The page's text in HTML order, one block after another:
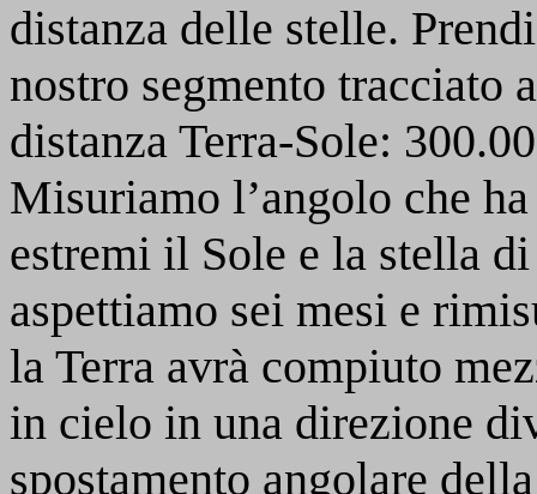
distanza delle stelle.
nostro segmento tracciato
distanza Terra-Sole:
Misuriamo l’angolo che
estremi il Sole e la stella
aspettiamo sei mesi e
la Terra avrà compiuto
in cielo in una direzione
spostamento angolare